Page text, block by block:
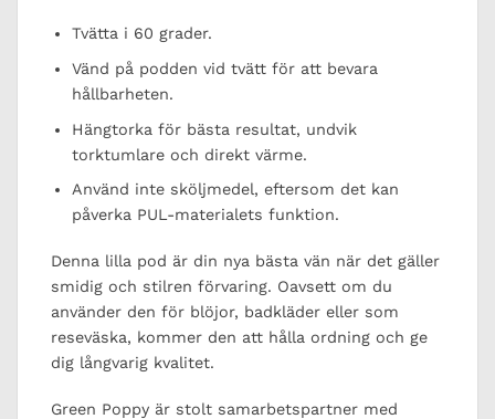
Tvätta i 60 grader.
Vänd på podden vid tvätt för att bevara
hållbarheten.
Hängtorka för bästa resultat, undvik
torktumlare och direkt värme.
Använd inte sköljmedel, eftersom det kan
påverka PUL-materialets funktion.
Denna lilla pod är din nya bästa vän när det gäller
smidig och stilren förvaring. Oavsett om du
använder den för blöjor, badkläder eller som
reseväska, kommer den att hålla ordning och ge
dig långvarig kvalitet.
Green Poppy är stolt samarbetspartner med